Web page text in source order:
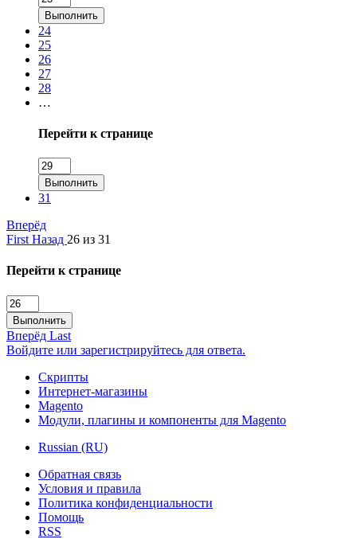
Выполнить
24
25
26
27
28
…
Перейти к странице
Выполнить
31
Вперёд
First Назад 26 из 31
Перейти к странице
Выполнить
Вперёд Last
Войдите или зарегистрируйтесь для ответа.
Скрипты
Интернет-магазины
Magento
Модули, плагины и компоненты для Magento
Russian (RU)
Обратная связь
Условия и правила
Политика конфиденциальности
Помощь
RSS